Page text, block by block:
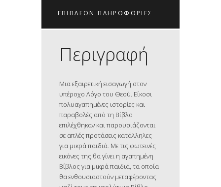
ΕΠΙΠΛΈΟΝ ΠΛΗΡΟΦΟΡΊΕΣ
Περιγραφή
Μια εξαιρετική εισαγωγή στον
υπέροχο Λόγο του Θεού. Είκοσι
πολυαγαπημένες ιστορίες και
παραβολές από τη Βίβλο
επιλέχθηκαν και παρουσιάζονται
σε απλές προτάσεις κατάλληλες
για μικρά παιδιά. Με τις φωτεινές
εικόνες της θα γίνει η αγαπημένη
Βίβλος για μικρά παιδιά, τα οποία
θα ενθουσιαστούν μεταφέροντας